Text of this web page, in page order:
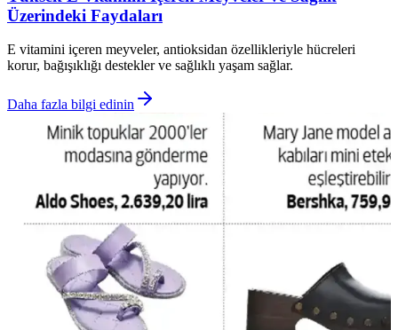
Üzerindeki Faydaları
E vitamini içeren meyveler, antioksidan özellikleriyle hücreleri
korur, bağışıklığı destekler ve sağlıklı yaşam sağlar.
Daha fazla bilgi edinin